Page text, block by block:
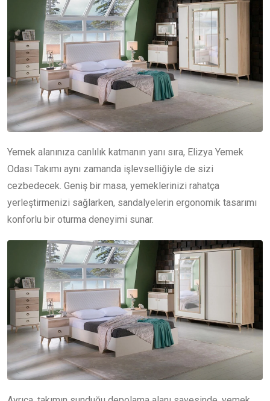
Yemek alanınıza canlılık katmanın yanı sıra, Elizya Yemek
Odası Takımı aynı zamanda işlevselliğiyle de sizi
cezbedecek. Geniş bir masa, yemeklerinizi rahatça
yerleştirmenizi sağlarken, sandalyelerin ergonomik tasarımı
konforlu bir oturma deneyimi sunar.